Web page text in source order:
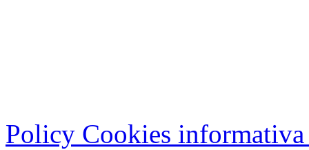
Policy Cookies informativa